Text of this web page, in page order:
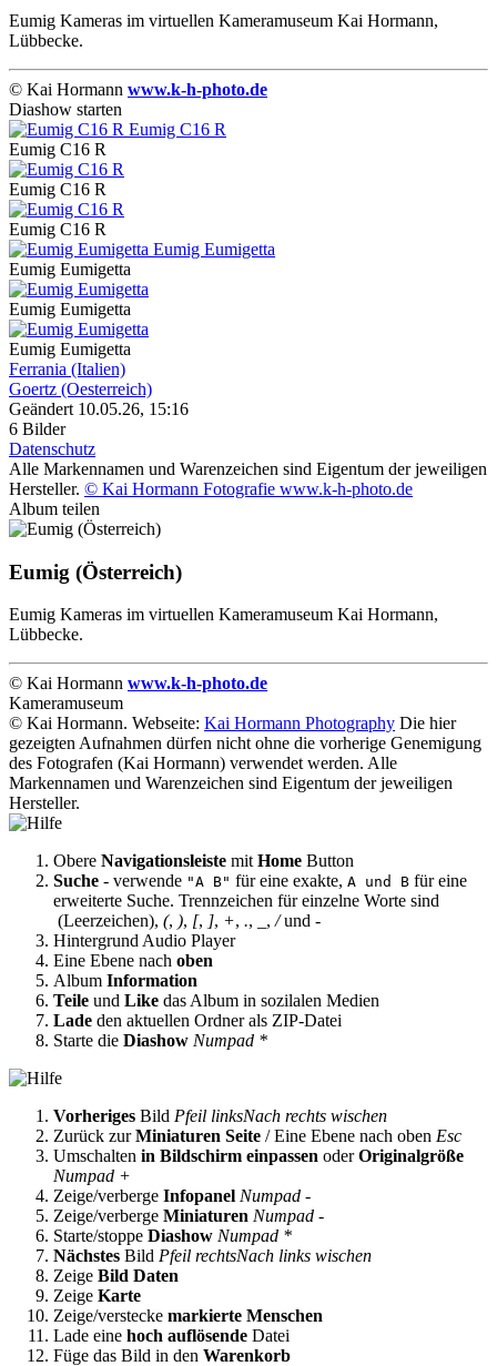
Eumig Kameras im virtuellen Kameramuseum Kai Hormann,
Lübbecke.
© Kai Hormann www.k-h-photo.de
Diashow starten
Eumig C16 R
Eumig C16 R
Eumig C16 R
Eumig Eumigetta
Eumig Eumigetta
Eumig Eumigetta
Ferrania (Italien)
Goertz (Oesterreich)
Geändert 10.05.26, 15:16
6 Bilder
Datenschutz
Alle Markennamen und Warenzeichen sind Eigentum der jeweiligen
Hersteller. © Kai Hormann Fotografie www.k-h-photo.de
Album teilen
Eumig (Österreich)
Eumig Kameras im virtuellen Kameramuseum Kai Hormann,
Lübbecke.
© Kai Hormann www.k-h-photo.de
Kameramuseum
© Kai Hormann. Webseite: Kai Hormann Photography Die hier
gezeigten Aufnahmen dürfen nicht ohne die vorherige Genemigung
des Fotografen (Kai Hormann) verwendet werden. Alle
Markennamen und Warenzeichen sind Eigentum der jeweiligen
Hersteller.
Obere Navigationsleiste mit Home Button
Suche - verwende "A B" für eine exakte, A und B für eine
erweiterte Suche. Trennzeichen für einzelne Worte sind
(Leerzeichen), (, ), [, ], +, ., , /und -
Hintergrund Audio Player
Eine Ebene nach oben
Album Information
Teile und Like das Album in sozilalen Medien
Lade den aktuellen Ordner als ZIP-Datei
Starte die Diashow Numpad *
Vorheriges Bild Pfeil linksNach rechts wischen
Zurück zurMiniaturen Seite / Eine Ebene nach oben Esc
Umschalten in Bildschirm einpassen oderOriginalgröße
Numpad +
Zeige/verberge Infopanel Numpad -
Zeige/verberge Miniaturen Numpad -
Starte/stoppe Diashow Numpad *
Nächstes Bild Pfeil rechtsNach links wischen
Zeige Bild Daten
Zeige Karte
Zeige/verstecke markierte Menschen
Lade eine hoch auflösende Datei
Füge das Bild in den Warenkorb